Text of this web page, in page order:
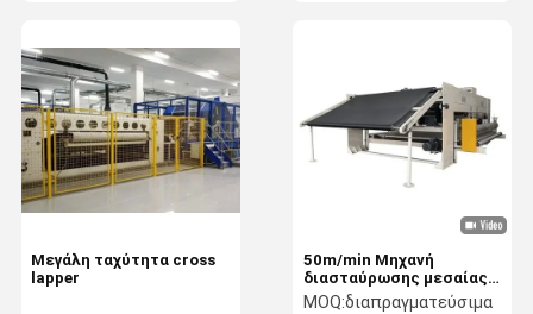
50m/min Μηχανή
διασταύρωσης μεσαίας
ταχύτητας 50m/min
MOQ:διαπραγματεύσιμα
Μεγάλη ταχύτητα cross
lapper